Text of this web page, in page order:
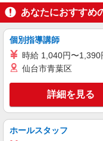
の確
記金
い向
キープ
アルバイト パート
すき家 西千葉駅前店
すき
ど）
高校
あなたにおすすめ
個別指導講師
時給 1,040円〜1,390
仙台市青葉区
詳細を見る
ホールスタッフ